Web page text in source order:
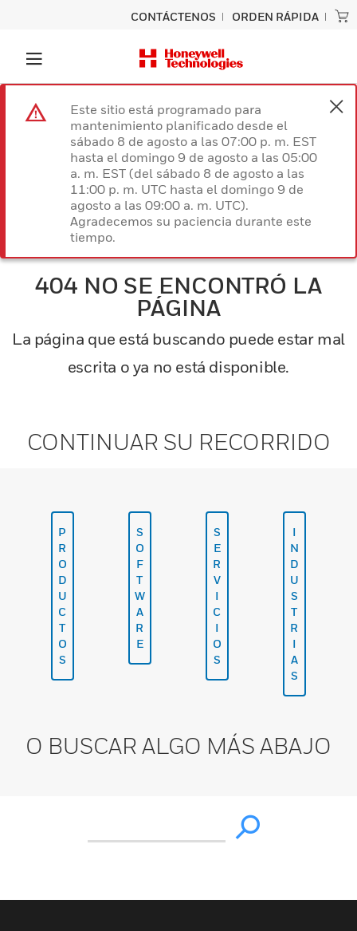
CONTÁCTENOS ORDEN RÁPIDA
Este sitio está programado para
mantenimiento planificado desde el
sábado 8 de agosto a las 07:00 p. m. EST
hasta el domingo 9 de agosto a las 05:00
a. m. EST (del sábado 8 de agosto a las
11:00 p. m. UTC hasta el domingo 9 de
agosto a las 09:00 a. m. UTC).
Agradecemos su paciencia durante este
tiempo.
404 NO SE ENCONTRÓ LA
PÁGINA
La página que está buscando puede estar mal
escrita o ya no está disponible.
CONTINUAR SU RECORRIDO
P
R
O
D
U
C
T
O
S
S
O
F
T
W
A
R
E
S
E
R
V
I
C
I
O
S
I
N
D
U
S
T
R
I
A
S
O BUSCAR ALGO MÁS ABAJO